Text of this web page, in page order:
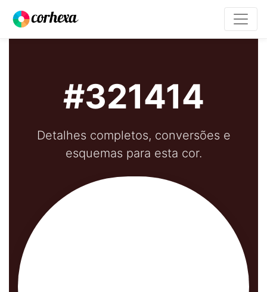
#321414
Detalhes completos, conversões e
esquemas para esta cor.